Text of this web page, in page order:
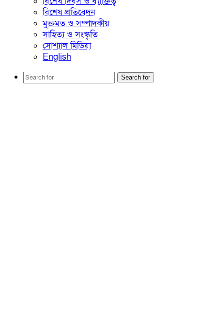
বিশেষ প্রতিবেদন
মুক্তমত ও সম্পাদকীয়
সাহিত্য ও সংস্কৃতি
সোশ্যাল মিডিয়া
English
Search for